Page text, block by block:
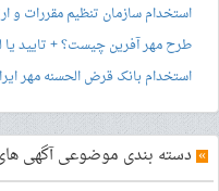
استخدام سازمان تنظیم مقررات و
طرح مهر آفرین چیست؟ + تایید یا
استخدام بانک قرض الحسنه مهر
» دسته بندی موضوعی آگهی